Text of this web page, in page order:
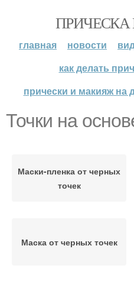
главная новости
как делать
прически и макияж на
Точки на
Маски-пленка от черных
точек
Маска от черных точек